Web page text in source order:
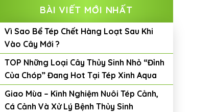
BÀI VIẾT MỚI NHẤT
Vì Sao Bể Tép Chết Hàng Loạt Sau Khi
Vào Cây Mới ?
TOP Những Loại Cây Thủy Sinh Nhỏ “Đỉnh
Của Chóp” Đang Hot Tại Tép Xinh Aqua
Giao Mùa – Kinh Nghiệm Nuôi Tép Cảnh,
Cá Cảnh Và Xử Lý Bệnh Thủy Sinh